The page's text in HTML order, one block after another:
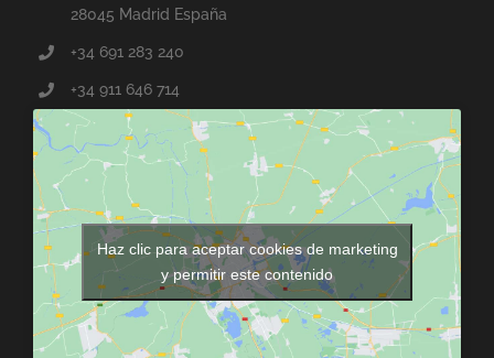
28045 Madrid España
+34 691 283 240
+34 911 646 714
Haz clic para aceptar cookies de marketing
y permitir este contenido